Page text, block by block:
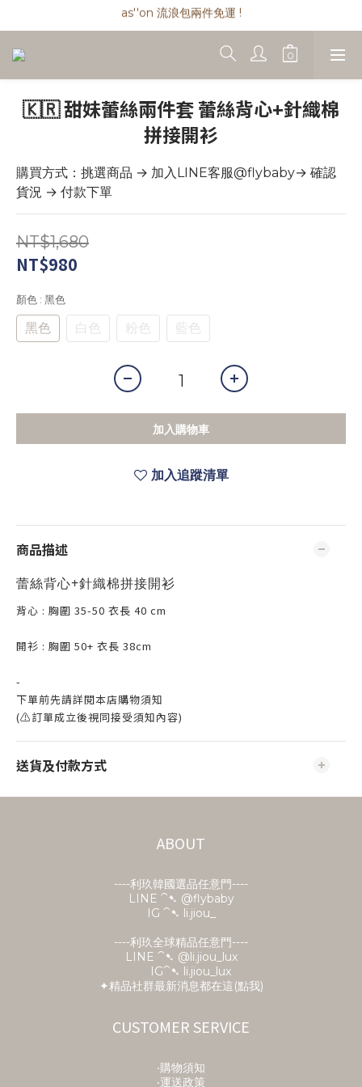
as''on 流浪包兩件免運 !
as''on 流浪包兩件免運 !
as''on 流浪包兩件免運 !
🇰🇷 甜妹蕾絲兩件套 蕾絲背心+針織棉
拼接開衫
購買方式：挑選商品 → 加入LINE客服@flybaby→ 確認
貨況 → 付款下單
NT$1,680
NT$980
顏色 : 黑色
黑色 白色 粉色 藍色
加入購物車
加入追蹤清單
商品描述
蕾絲背心+針織棉拼接開衫
背心 : 胸圍 35-50 衣長 40 cm
開衫 : 胸圍 50+ 衣長 38cm
-
下單前先請詳閱本店購物須知
(⚠訂單成立後視同接受須知內容)
送貨及付款方式
ABOUT
----利玖韓國選品任意門----
LINE ⁀➷ @flybaby
IG ⁀➷ li.jiou_
----利玖全球精品任意門----
LINE ⁀➷ @li.jiou_lux
IG⁀➷ li.jiou_lux
✦精品社群最新消息都在這(點我)
CUSTOMER SERVICE
‧購物須知
‧運送政策